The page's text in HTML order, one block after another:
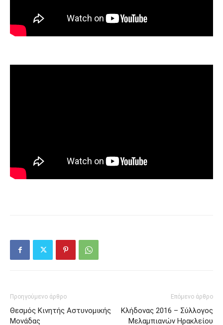
Προηγούμενο άρθρο
Θεσμός Κινητής Αστυνομικής
Μονάδας
Επόμενο άρθρο
Κλήδονας 2016 – Σύλλογος
Μελαμπιανών Ηρακλείου